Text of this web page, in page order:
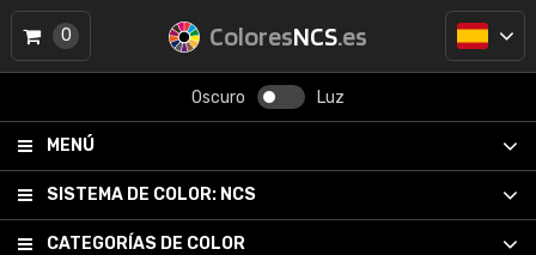
ColoresNCS.es
Oscuro Luz
MENÚ
SISTEMA DE COLOR: NCS
CATEGORÍAS DE COLOR
0